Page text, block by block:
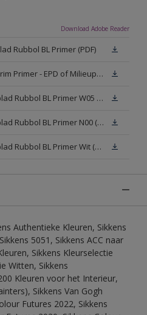
Download Adobe Reader
Rubbol BL Primer (PDF)
Sikkens Waterborne Trim Primer - EPD of Milieuproductverklaring
Veiligheidsinformatieblad Rubbol BL Primer W05 (MSDS)
Veiligheidsinformatieblad Rubbol BL Primer N00 (MSDS)
Veiligheidsinformatieblad Rubbol BL Primer Wit (MSDS)
Authentieke Kleuren, Sikkens
5051, Sikkens ACC naar
Sikkens Kleurselectie
Witten, Sikkens
Kleuren voor het Interieur,
Sikkens Van Gogh
Futures 2022, Sikkens